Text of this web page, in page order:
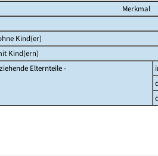
Merkmal
Kind(er)
Kind(ern)
Elternteile -